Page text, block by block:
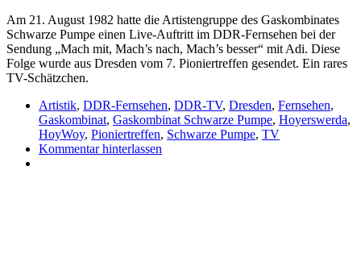
Am 21. August 1982 hatte die Artistengruppe des Gaskombinates
Schwarze Pumpe einen Live-Auftritt im DDR-Fernsehen bei der
Sendung „Mach mit, Mach’s nach, Mach’s besser“ mit Adi. Diese
Folge wurde aus Dresden vom 7. Pioniertreffen gesendet. Ein rares
TV-Schätzchen.
Artistik, DDR-Fernsehen, DDR-TV, Dresden, Fernsehen,
Gaskombinat, Gaskombinat Schwarze Pumpe, Hoyerswerda,
HoyWoy, Pioniertreffen, Schwarze Pumpe, TV
Kommentar hinterlassen